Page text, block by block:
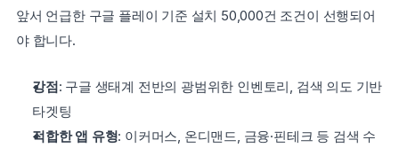
앞서 언급한 구글 플레이 기준 설치 50,000건 조건이 선행되어
야 합니다.
강점: 구글 생태계 전반의 광범위한 인벤토리, 검색 의도 기반
타겟팅
적합한 앱 유형: 이커머스, 온디맨드, 금융·핀테크 등 검색 수